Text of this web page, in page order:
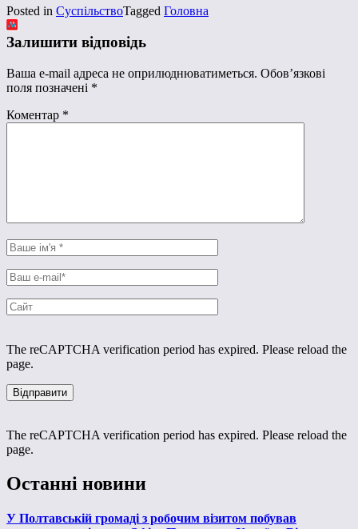
Posted in СуспільствоTagged Головна
Залишити відповідь
Ваша e-mail адреса не оприлюднюватиметься. Обов’язкові
поля позначені *
Коментар *
The reCAPTCHA verification period has expired. Please reload the
page.
The reCAPTCHA verification period has expired. Please reload the
page.
Останні новини
У Полтавській громаді з робочим візитом побував